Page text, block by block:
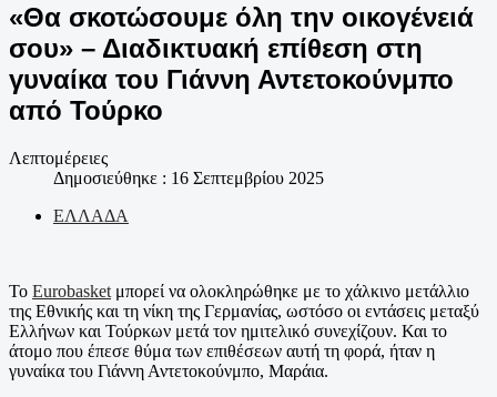
«Θα σκοτώσουμε όλη την οικογένειά
σου» – Διαδικτυακή επίθεση στη
γυναίκα του Γιάννη Αντετοκούνμπο
από Τούρκο
Λεπτομέρειες
Δημοσιεύθηκε : 16 Σεπτεμβρίου 2025
ΕΛΛΑΔΑ
Το Eurobasket μπορεί να ολοκληρώθηκε με το χάλκινο μετάλλιο
της Εθνικής και τη νίκη της Γερμανίας, ωστόσο οι εντάσεις μεταξύ
Ελλήνων και Τούρκων μετά τον ημιτελικό συνεχίζουν. Και το
άτομο που έπεσε θύμα των επιθέσεων αυτή τη φορά, ήταν η
γυναίκα του Γιάννη Αντετοκούνμπο, Μαράια.